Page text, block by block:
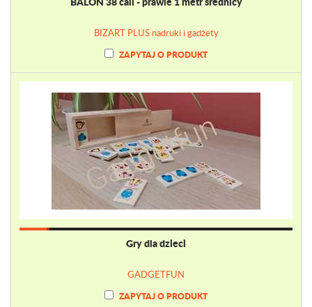
BIZART PLUS nadruki i gadżety
ZAPYTAJ O PRODUKT
Gry dla dzieci
GADGETFUN
ZAPYTAJ O PRODUKT